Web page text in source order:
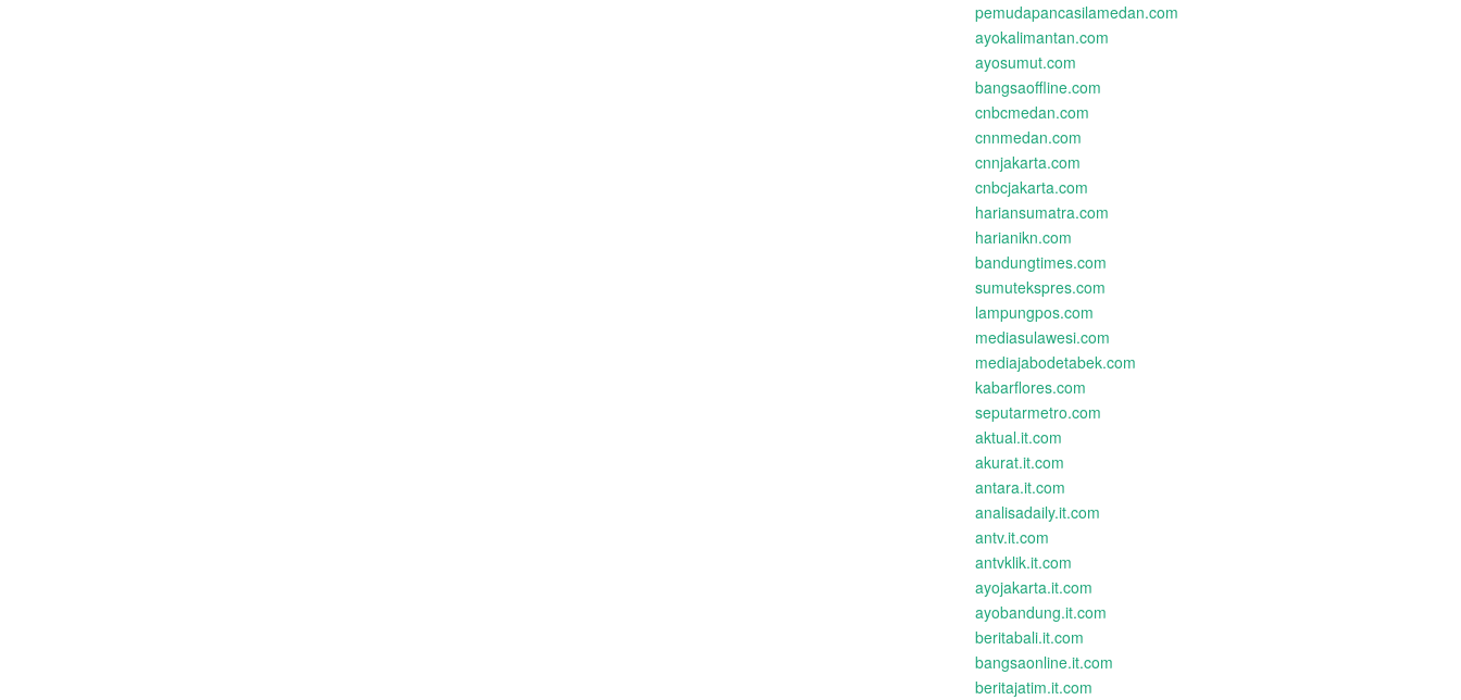
pemudapancasilamedan.com
ayokalimantan.com
ayosumut.com
bangsaoffline.com
cnbcmedan.com
cnnmedan.com
cnnjakarta.com
cnbcjakarta.com
hariansumatra.com
harianikn.com
bandungtimes.com
sumutekspres.com
lampungpos.com
mediasulawesi.com
mediajabodetabek.com
kabarflores.com
seputarmetro.com
aktual.it.com
akurat.it.com
antara.it.com
analisadaily.it.com
antv.it.com
antvklik.it.com
ayojakarta.it.com
ayobandung.it.com
beritabali.it.com
bangsaonline.it.com
beritajatim.it.com